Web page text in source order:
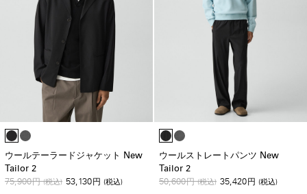
ウールテーラードジャケット New
Tailor 2
75,900円(税込) 53,130 円 (税込)
ウールストレートパンツ New
Tailor 2
50,600円(税込) 35,420 円 (税込)